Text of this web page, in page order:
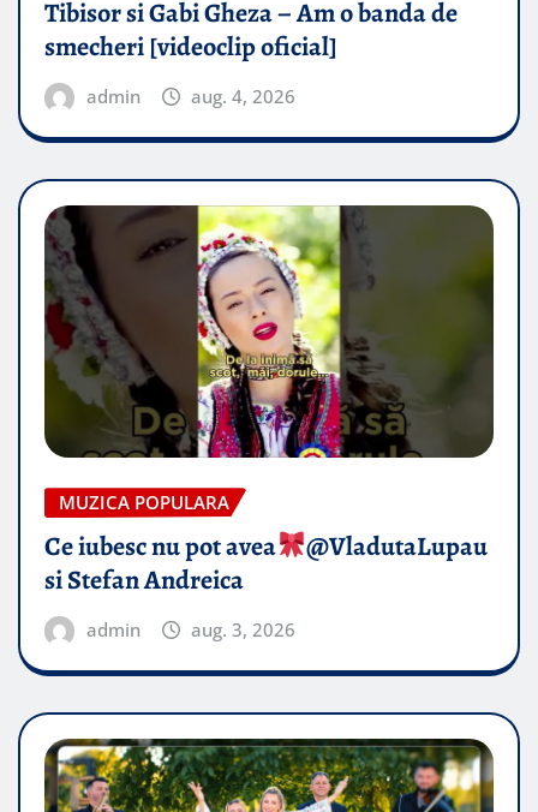
Tibisor si Gabi Gheza – Am o banda de
smecheri [videoclip oficial]
admin aug. 4, 2026
MUZICA POPULARA
Ce iubesc nu pot avea
​@VladutaLupau
si Stefan Andreica
admin aug. 3, 2026